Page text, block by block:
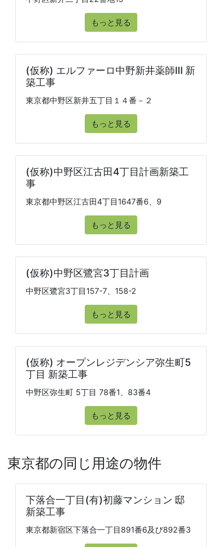
もっと見る
(仮称) エルファーロ中野新井薬師Ⅲ 新
築工事
東京都中野区新井五丁目１４番－２
もっと見る
(仮称)中野区江古田4丁目計画新築工
事
東京都中野区江古田4丁目1647番6、9
もっと見る
(仮称)中野区鷺宮3丁目計画
中野区鷺宮3丁目157-7、158-2
もっと見る
(仮称) オープンレジデンシア弥生町5
丁目 新築工事
中野区弥生町 5丁目 78番1、83番4
もっと見る
東京都の同じ用途の物件
下落合一丁目(有)初藤マンション 邸
新築工事
東京都新宿区下落合一丁目891番6及び892番3